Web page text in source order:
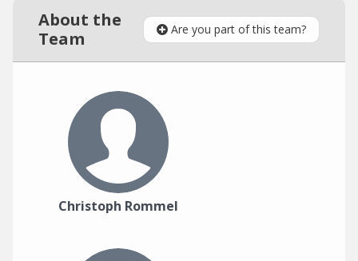
About the
Team
Are you part of this team?
Christoph Rommel